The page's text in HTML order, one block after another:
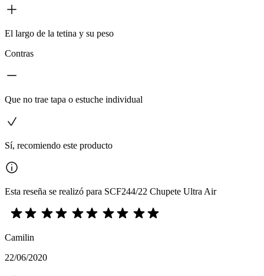
El largo de la tetina y su peso
Contras
Que no trae tapa o estuche individual
Sí, recomiendo este producto
Esta reseña se realizó para SCF244/22 Chupete Ultra Air
Camilin
22/06/2020